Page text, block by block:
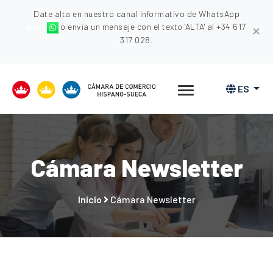
Date alta en nuestro canal informativo de WhatsApp
o envia un mensaje con el texto 'ALTA' al +34 617
317 028.
✕
ES
Cámara Newsletter
Inicio Cámara Newsletter